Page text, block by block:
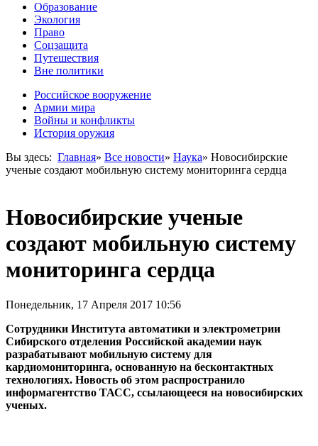
Образование
Экология
Право
Соцзащита
Путешествия
Вне политики
Российское вооружение
Армии мира
Войны и конфликты
История оружия
Вы здесь: Главная» Все новости» Наука» Новосибирские
ученые создают мобильную систему мониторинга сердца
Новосибирские ученые
создают мобильную систему
мониторинга сердца
Понедельник, 17 Апреля 2017 10:56
Сотрудники Института автоматики и электрометрии
Сибирского отделения Российской академии наук
разрабатывают мобильную систему для
кардиомониторинга, основанную на бесконтактных
технологиях. Новость об этом распространило
информагентство ТАСС, ссылающееся на новосибирских
ученых.